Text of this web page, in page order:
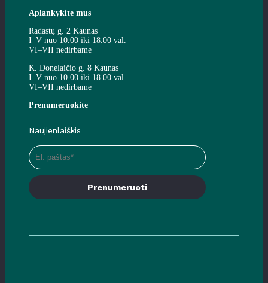
Aplankykite mus
Radastų g. 2 Kaunas
I–V nuo 10.00 iki 18.00 val.
VI–VII nedirbame
K. Donelaičio g. 8 Kaunas
I–V nuo 10.00 iki 18.00 val.
VI–VII nedirbame
Prenumeruokite
Naujienlaiškis
Prenumeruoti